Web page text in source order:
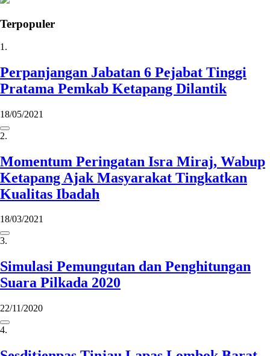
Terpopuler
1.
Perpanjangan Jabatan 6 Pejabat Tinggi
Pratama Pemkab Ketapang Dilantik
18/05/2021
2.
Momentum Peringatan Isra Miraj, Wabup
Ketapang Ajak Masyarakat Tingkatkan
Kualitas Ibadah
18/03/2021
3.
Simulasi Pemungutan dan Penghitungan
Suara Pilkada 2020
22/11/2020
4.